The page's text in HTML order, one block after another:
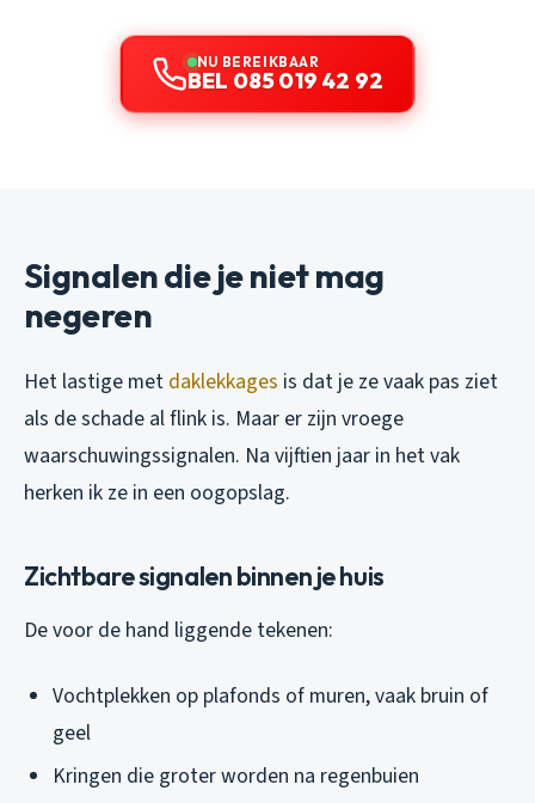
NU BEREIKBAAR
BEL 085 019 42 92
Signalen die je niet mag
negeren
Het lastige met daklekkages is dat je ze vaak pas ziet
als de schade al flink is. Maar er zijn vroege
waarschuwingssignalen. Na vijftien jaar in het vak
herken ik ze in een oogopslag.
Zichtbare signalen binnen je huis
De voor de hand liggende tekenen:
Vochtplekken op plafonds of muren, vaak bruin of
geel
Kringen die groter worden na regenbuien